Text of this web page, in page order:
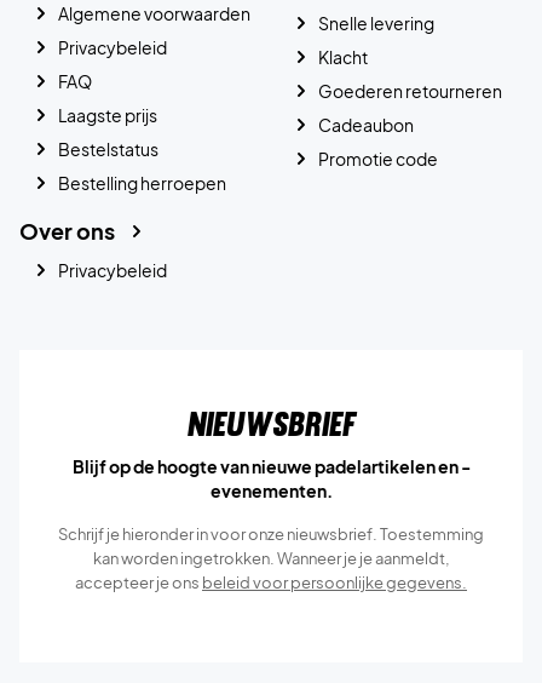
Algemene voorwaarden
Privacybeleid
FAQ
Laagste prijs
Bestelstatus
Bestelling herroepen
Snelle levering
Klacht
Goederen retourneren
Cadeaubon
Promotie code
Over ons
Privacybeleid
Nieuwsbrief
Blijf op de hoogte van nieuwe padelartikelen en -
evenementen.
Schrijf je hieronder in voor onze nieuwsbrief. Toestemming
kan worden ingetrokken. Wanneer je je aanmeldt,
accepteer je ons beleid voor persoonlijke gegevens.